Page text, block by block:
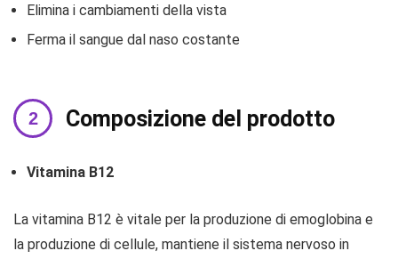
Elimina i cambiamenti della vista
Ferma il sangue dal naso costante
Composizione del prodotto
Vitamina B12
La vitamina B12 è vitale per la produzione di emoglobina e
la produzione di cellule, mantiene il sistema nervoso in